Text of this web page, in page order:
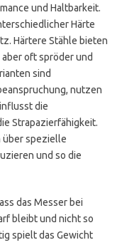
und Haltbarkeit.
Härte
Härtere Stähle bieten
oft spröder und
sind
nutzen
die
Strapazierfähigkeit.
über spezielle
und so die
das Messer bei
bleibt und nicht so
spielt das Gewicht